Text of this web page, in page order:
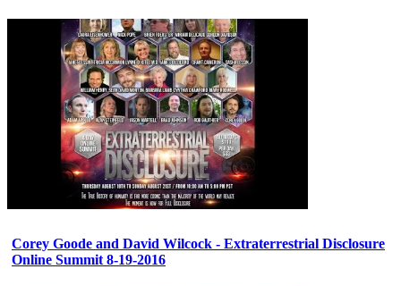
Corey Goode and David Wilcock - Extraterrestrial Disclosure
Online Summit 8-19-2016